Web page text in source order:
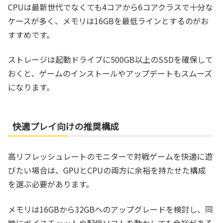
CPUは最新世代でなくても4コアから6コアクラスで十分な
ケースが多く、メモリは16GBを最低ラインとするのがお
すすめです。
ストレージは起動ドライブに500GB以上のSSDを確保して
おくと、ゲームのインストールやアップデートもスムーズ
になります。
快適プレイ向けの推奨構成
高リフレッシュレートのモニターで対戦ゲームを快適に遊
びたい場合は、GPUとCPUの両方に余裕を持たせた構成
を選ぶ必要があります。
メモリは16GBから32GBへのアップグレードを検討し、同